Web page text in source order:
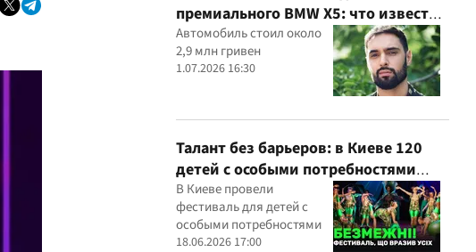
премиального BMW X5: что известно
о покупке
Автомобиль стоил около
2,9 млн гривен
1.07.2026 16:30
Талант без барьеров: в Киеве 120
детей с особыми потребностями
выступили на всеукраинском
фестивале
В Киеве провели
фестиваль для детей с
особыми потребностями
18.06.2026 17:00